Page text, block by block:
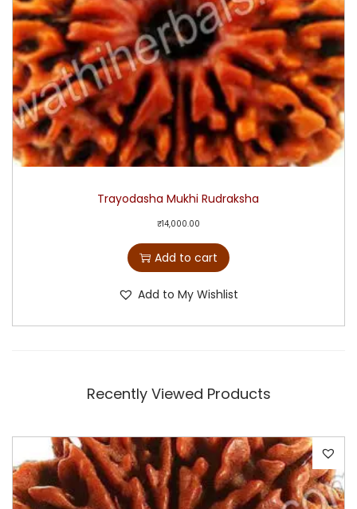
Trayodasha Mukhi Rudraksha
₹14,000.00
Add to cart
Add to My Wishlist
Recently Viewed Products